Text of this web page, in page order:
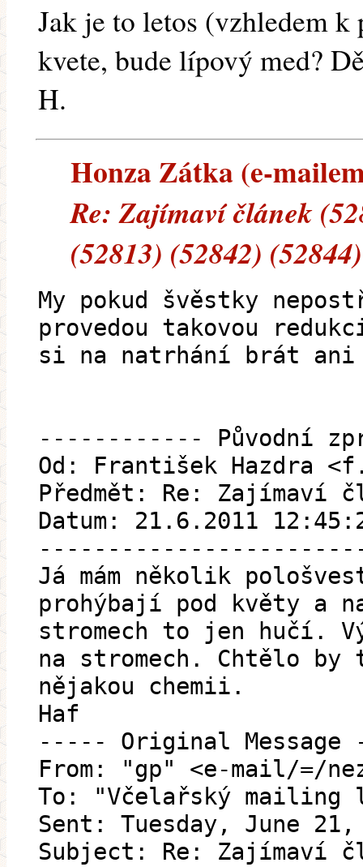
Jak je to letos (vzhledem
kvete, bude lípový med?
H.
Honza Zátka (e-
Re: Zajímaví článek
(52813) (52842) (52844)
My pokud švěstky
provedou takovou
si na natrhání brát
------------ Původní
Od: František Hazdra
Předmět: Re: Zajímaví
Datum: 21.6.2011
Já mám několik
prohýbají pod květy a
stromech to jen hučí.
na stromech. Chtělo by
nějakou chemii.
Haf
----- Original
From: "gp" <e-mail/=/
To: "Včelařský
Sent: Tuesday, June 21,
Subject: Re: Zajímaví